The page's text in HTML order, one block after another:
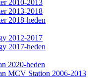
2010-2013
2013-2018
2018-heden
2012-2017
2017-heden
2020-heden
MCV Station 2006-2013